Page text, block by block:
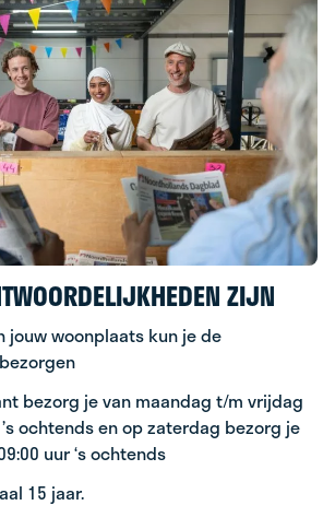
ZIJN
jouw woonplaats kun je de
bezorg je van maandag t/m vrijdag
ochtends en op zaterdag bezorg je
uur ‘s ochtends
15 jaar.